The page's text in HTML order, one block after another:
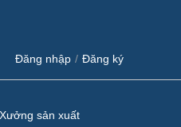
Đăng nhập / Đăng ký
Xưởng sản xuất